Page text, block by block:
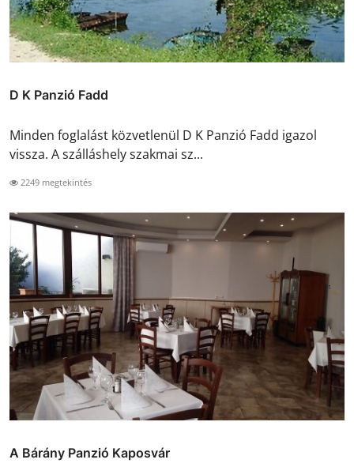
D K Panzió Fadd
Minden foglalást közvetlenül D K Panzió Fadd igazol
vissza. A szálláshely szakmai sz...
2249 megtekintés
A Bárány Panzió Kaposvár